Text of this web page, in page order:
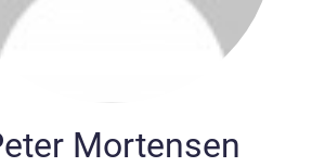
Mortensen